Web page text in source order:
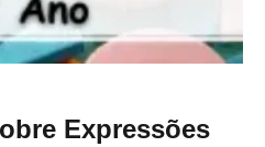
Expressões